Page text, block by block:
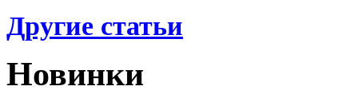
Другие статьи
Новинки